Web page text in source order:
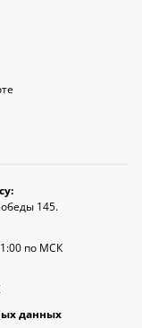
145.
по МСК
данных